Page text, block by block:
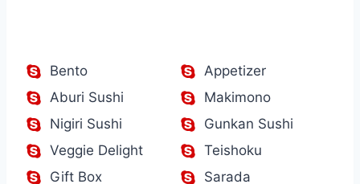
Bento
Appetizer
Aburi Sushi
Makimono
Nigiri Sushi
Gunkan Sushi
Veggie Delight
Teishoku
Gift Box
Sarada